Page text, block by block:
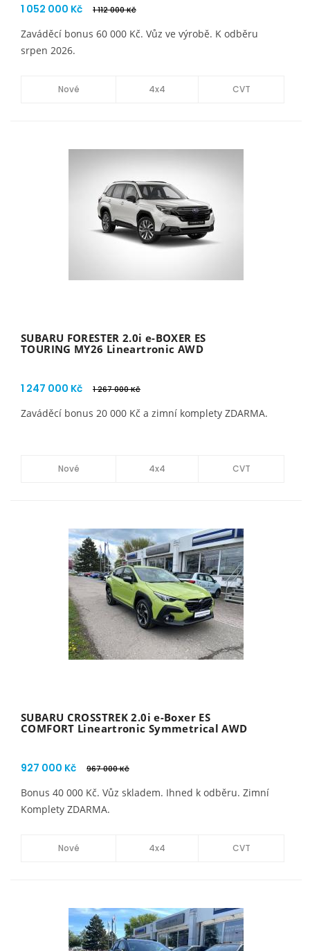
1 052 000 Kč 1 112 000 Kč
Zaváděcí bonus 60 000 Kč. Vůz ve výrobě. K odběru
srpen 2026.
Nové 4x4 CVT
SUBARU FORESTER 2.0i e-BOXER ES
TOURING MY26 Lineartronic AWD
1 247 000 Kč 1 267 000 Kč
Zaváděcí bonus 20 000 Kč a zimní komplety ZDARMA.
Nové 4x4 CVT
SUBARU CROSSTREK 2.0i e-Boxer ES
COMFORT Lineartronic Symmetrical AWD
927 000 Kč 967 000 Kč
Bonus 40 000 Kč. Vůz skladem. Ihned k odběru. Zimní
Komplety ZDARMA.
Nové 4x4 CVT